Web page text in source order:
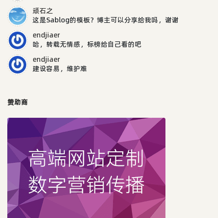
顽石之
这是Sablog的模板？博主可以分享给我吗，谢谢
endjiaer
哈，转载无情感，标榜给自己看的吧
endjiaer
建设容易，维护难
赞助商